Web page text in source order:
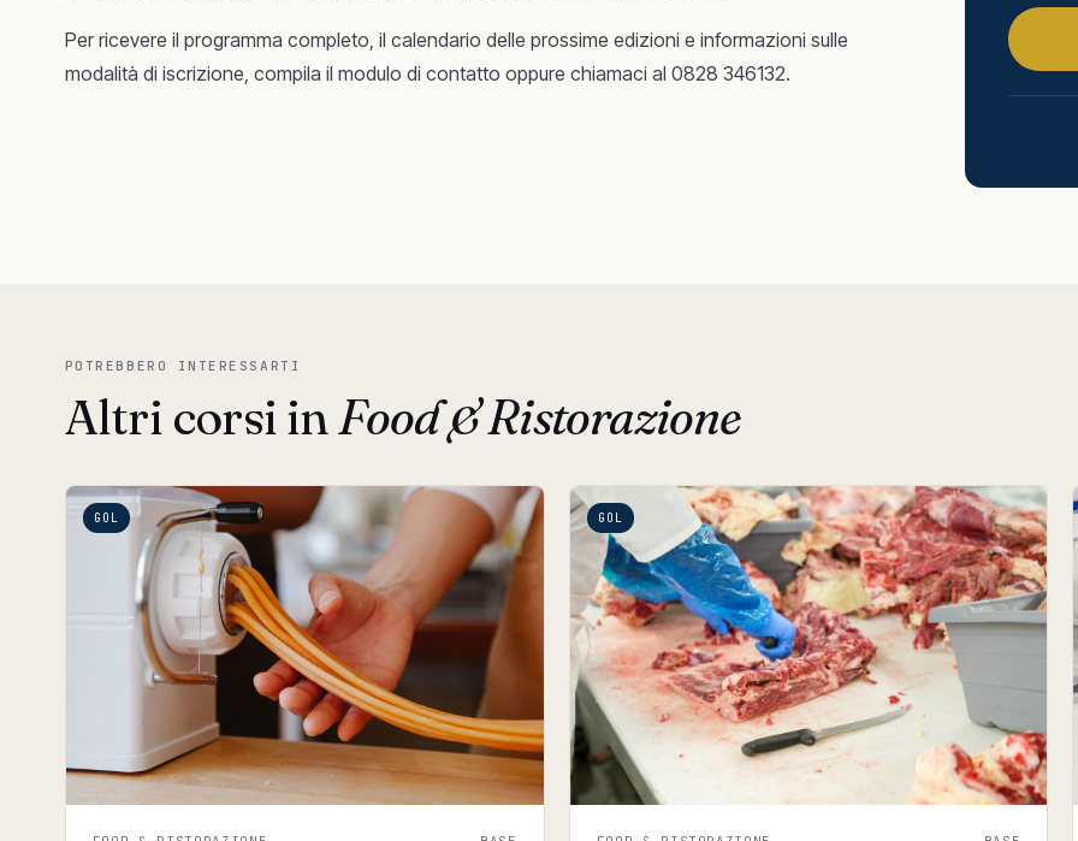
Per ricevere il programma completo, il calendario delle prossime edizioni e informazioni sulle
modalità di iscrizione, compila il modulo di contatto oppure chiamaci al 0828 346132.
POTREBBERO INTERESSARTI
Altri corsi inFood & Ristorazione
GOL GOL